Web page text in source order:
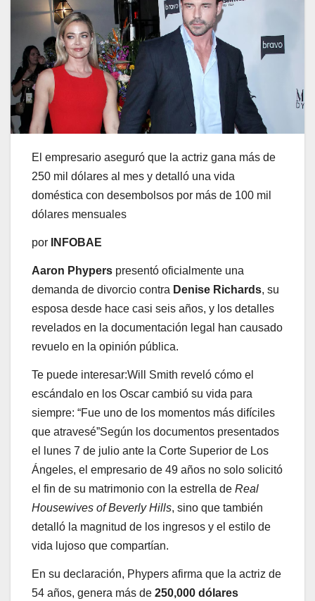
El empresario aseguró que la actriz gana más de
250 mil dólares al mes y detalló una vida
doméstica con desembolsos por más de 100 mil
dólares mensuales
por INFOBAE
Aaron Phypers presentó oficialmente una
demanda de divorcio contra Denise Richards, su
esposa desde hace casi seis años, y los detalles
revelados en la documentación legal han causado
revuelo en la opinión pública.
Te puede interesar:Will Smith reveló cómo el
escándalo en los Oscar cambió su vida para
siempre: “Fue uno de los momentos más difíciles
que atravesé”Según los documentos presentados
el lunes 7 de julio ante la Corte Superior de Los
Ángeles, el empresario de 49 años no solo solicitó
el fin de su matrimonio con la estrella de Real
Housewives of Beverly Hills, sino que también
detalló la magnitud de los ingresos y el estilo de
vida lujoso que compartían.
En su declaración, Phypers afirma que la actriz de
54 años, genera más de 250,000 dólares